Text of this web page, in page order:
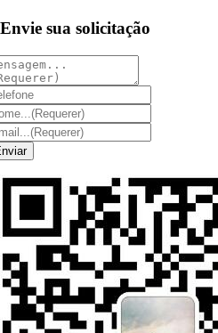
Envie sua solicitação